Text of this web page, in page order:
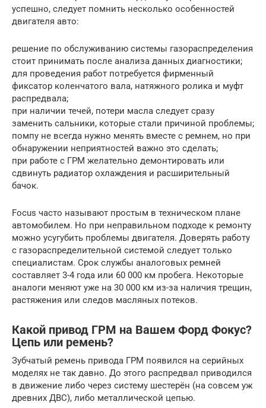
успешно, следует помнить несколько особенностей
двигателя авто:
решение по обслуживанию системы газораспределения
стоит принимать после анализа данных диагностики;
для проведения работ потребуется фирменный
фиксатор коленчатого вала, натяжного ролика и муфт
распредвала;
при наличии течей, потери масла следует сразу
заменить сальники, которые стали причиной проблемы;
помпу не всегда нужно менять вместе с ремнем, но при
обнаружении неприятностей важно это сделать;
при работе с ГРМ желательно демонтировать или
сдвинуть радиатор охлаждения и расширительный
бачок.
Focus часто называют простым в техническом плане
автомобилем. Но при неправильном подходе к ремонту
можно усугубить проблемы двигателя. Доверять работу
с газораспределительной системой следует только
специалистам. Срок службы аналоговых ремней
составляет 3-4 года или 60 000 км пробега. Некоторые
аналоги меняют уже на 30 000 км из-за наличия трещин,
растяжения или следов масляных потеков.
Какой привод ГРМ на Вашем Форд Фокус?
Цепь или ремень?
Зубчатый ремень привода ГРМ появился на серийных
моделях не так давно. До этого распредвал приводился
в движение либо через систему шестерён (на совсем уж
древних ДВС), либо металлической цепью.